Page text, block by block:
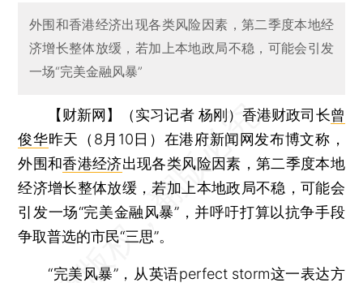
外围和香港经济出现各类风险因素，第二季度本地经
济增长整体放缓，若加上本地政局不稳，可能会引发
一场“完美金融风暴”
【财新网】（实习记者 杨刚）香港财政司长曾
俊华昨天（8月10日）在港府新闻网发布博文称，
外围和香港经济出现各类风险因素，第二季度本地
经济增长整体放缓，若加上本地政局不稳，可能会
引发一场“完美金融风暴”，并呼吁打算以抗争手段
争取普选的市民“三思”。
“完美风暴”，从英语perfect storm这一表达方